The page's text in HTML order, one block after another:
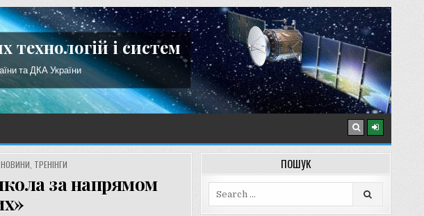
технологій і систем
та ДКА України
НОВИНИ ТРЕНІНГИ
за напрямом
ПОШУК